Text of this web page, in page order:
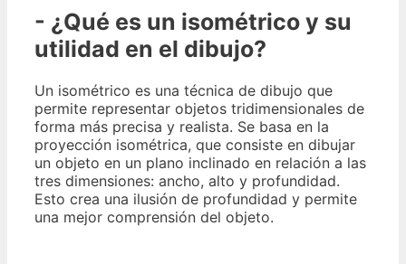
- ¿Qué es un isométrico y su
utilidad en el dibujo?
Un isométrico es una técnica de dibujo que
permite representar objetos tridimensionales de
forma más precisa y realista. Se basa en la
proyección isométrica, que consiste en dibujar
un objeto en un plano inclinado en relación a las
tres dimensiones: ancho, alto y profundidad.
Esto crea una ilusión de profundidad y permite
una mejor comprensión del objeto.